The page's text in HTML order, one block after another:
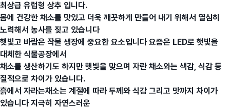
최상급 유럽형 상추 입니다.
몸에 건강한 채소를 맛있고 더욱 깨끗하게 만들어 내기 위해서 열심히
노력해서 농사를 짖고 있습니다
햇빛고 바람은 작물 생장에 중요한 요소입니다 요즘은 LED로 햇빛을
대체한 식물공장에서
채소를 생산하기도 하지만 햇빛을 맞으며 자란 채소와는 색감, 식감 등
질적으로 차이가 있습니다.
흙에서 자라는채소는 계절에 따라 두께와 식감 그리고 맛까지 차이가
있습니다 지극히 자연스러운